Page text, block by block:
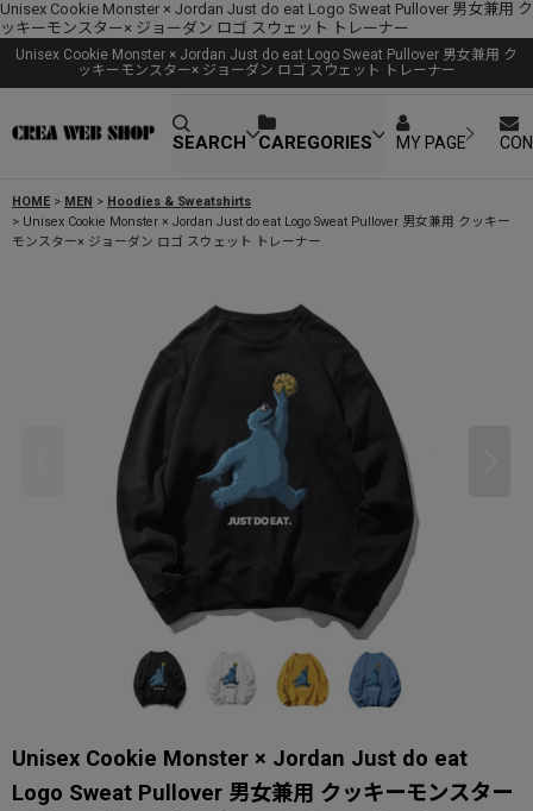
Unisex Cookie Monster × Jordan Just do eat Logo Sweat Pullover 男女兼用 ク
ッキーモンスター× ジョーダン ロゴ スウェット トレーナー
Unisex Cookie Monster × Jordan Just do eat Logo Sweat Pullover 男女兼用 ク
ッキーモンスター× ジョーダン ロゴ スウェット トレーナー
SEARCH CAREGORIES MY PAGE
HOME > MEN > Hoodies & Sweatshirts
> Unisex Cookie Monster × Jordan Just do eat Logo Sweat Pullover 男女兼用 クッキー
モンスター× ジョーダン ロゴ スウェット トレーナー
Unisex Cookie Monster × Jordan Just do eat
Logo Sweat Pullover 男女兼用 クッキーモンスター